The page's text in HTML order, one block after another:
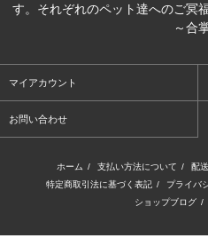
す。それぞれのペット達へのご冥
～合
マイアカウント
お問い合わせ
ホーム / 支払い方法について / 配
特定商取引法に基づく表記 / プライバ
ショップブログ /